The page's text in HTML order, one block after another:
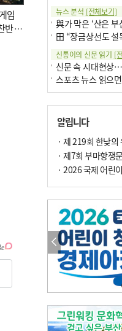
임
반 논
뉴스 분석 [전체보기]
신통이의 신문 읽기 [
신문 속 시대현상
스포츠 뉴스 읽으
팩트체크[전체보기]
의령 한우산 털중
한 손 뉴스[전체보기]
오늘의 날씨-[전체보
오늘의 날씨-
오늘의 날씨-
우리 결혼해요-[전체
우리 결혼해요- 김
알립니다
· 제 219회 한낮의
· 제7회 부마항쟁
· 2026 국제 어린